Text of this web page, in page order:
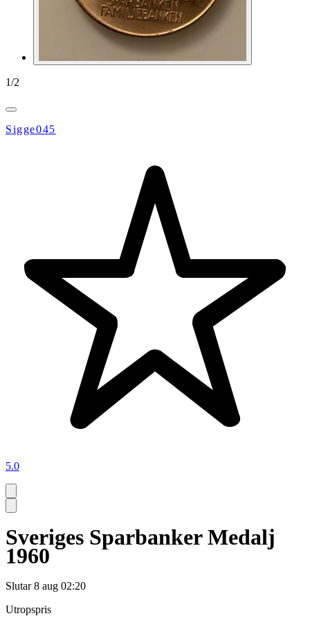
1/2
Sigge045
5.0
Sveriges Sparbanker Medalj
1960
Slutar 8 aug 02:20
Utropspris